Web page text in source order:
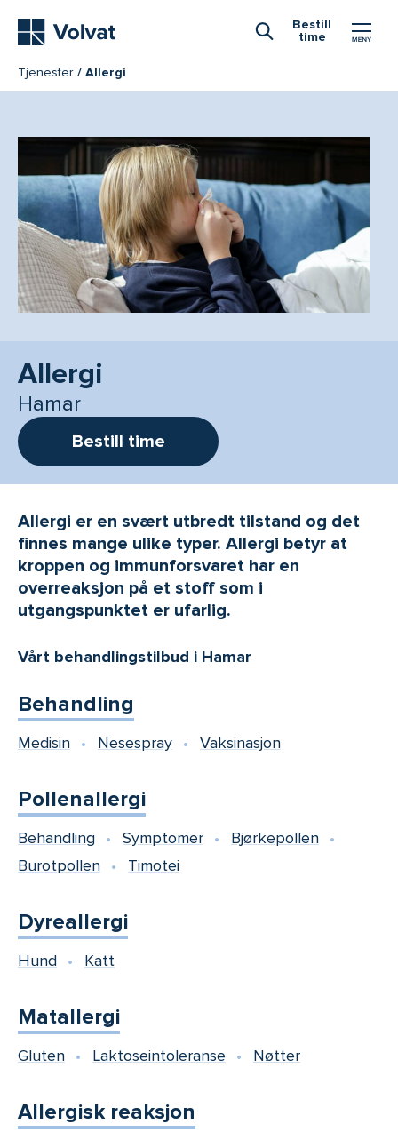
Bestill
time
Tjenester Allergi
Allergi
Hamar
Bestill time
Allergi er en svært utbredt tilstand og det
finnes mange ulike typer. Allergi betyr at
kroppen og immunforsvaret har en
overreaksjon på et stoff som i
utgangspunktet er ufarlig.
Vårt behandlingstilbud i Hamar
Behandling
Medisin Nesespray Vaksinasjon
Pollenallergi
Behandling Symptomer
Bjørkepollen
Burotpollen
Timotei
Dyreallergi
Hund Katt
Matallergi
Gluten Laktoseintoleranse Nøtter
Allergisk reaksjon